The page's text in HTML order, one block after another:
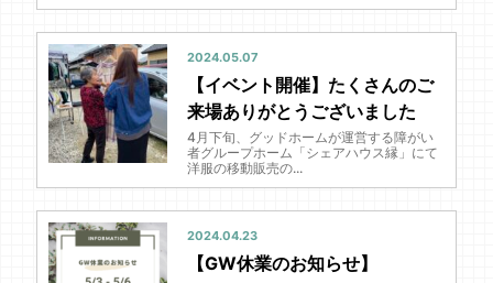
2024.05.07
【イベント開催】たくさんのご
来場ありがとうございました
4月下旬、グッドホームが運営する障がい
者グループホーム「シェアハウス縁」にて
洋服の移動販売の...
2024.04.23
【GW休業のお知らせ】